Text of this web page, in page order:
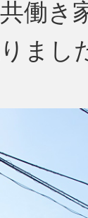
働き
まし